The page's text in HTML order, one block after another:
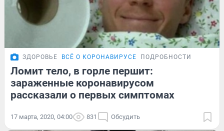
ЗДОРОВЬЕ ВСЁ О КОРОНАВИРУСЕ ПОДРОБНОСТИ
Ломит тело, в горле першит:
зараженные коронавирусом
рассказали о первых симптомах
17 марта, 2020, 04:00 831 Обсудить